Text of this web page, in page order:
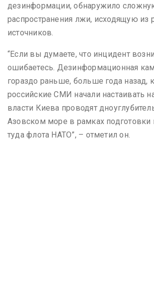
дезинформации, обнаружило
распространения лжи, исходящую из
источников.
“Если вы думаете, что инцидент
ошибаетесь. Дезинформационная
гораздо раньше, больше года назад,
российские СМИ начали настаивать
власти Киева проводят
Азовском море в рамках
туда флота НАТО”, – отметил он.